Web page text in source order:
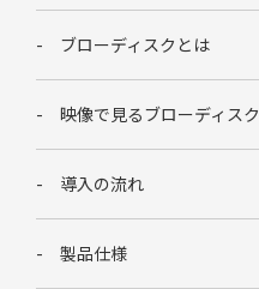
ブローディスクとは
映像で見るブローディスク
導入の流れ
製品仕様